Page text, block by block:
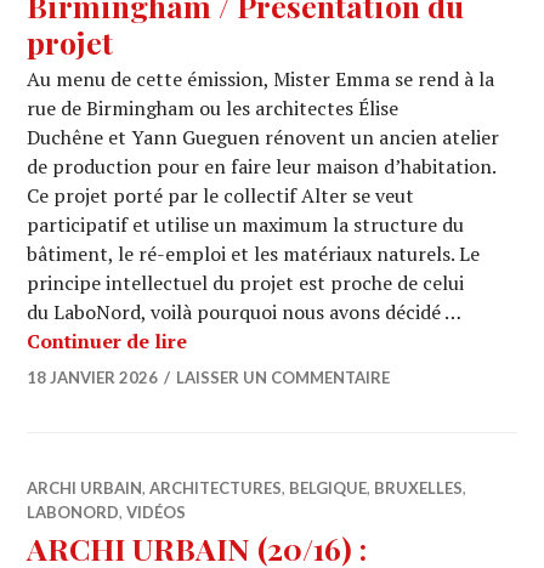
projet
Au menu de cette émission, Mister Emma se rend à la
rue de Birmingham ou les architectes Élise
Duchêne et Yann Gueguen rénovent un ancien atelier
de production pour en faire leur maison d’habitation.
Ce projet porté par le collectif Alter se veut
participatif et utilise un maximum la structure du
bâtiment, le ré-emploi et les matériaux naturels. Le
principe intellectuel du projet est proche de celui
du LaboNord, voilà pourquoi nous avons décidé …
Continuer de lireARCHI URBAIN (20/17) :
18 JANVIER 2026 LAISSER UN COMMENTAIRE
ARCHI URBAIN,ARCHITECTURES, BELGIQUE, BRUXELLES,
LABONORD,VIDÉOS
ARCHI URBAIN (20/16) :